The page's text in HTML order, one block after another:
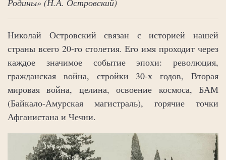
Родины» (Н.А. Островский)
Николай Островский связан с историей нашей
страны всего 20-го столетия. Его имя проходит через
каждое значимое событие эпохи: революция,
гражданская война, стройки 30-х годов, Вторая
мировая война, целина, освоение космоса, БАМ
(Байкало-Амурская магистраль), горячие точки
Афганистана и Чечни.